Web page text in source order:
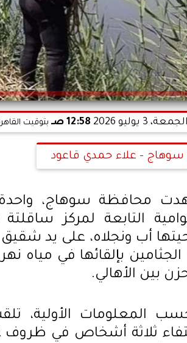
الجمعة، 3 يوليو 2026 12:58 صـ بتوقيت
سوهاج - علاء حمدي قاعود
محافظة سوهاج، واحدة
التابعة لمركز
أب ونجلاه، على يد
بإلقائها في مياه
بين الأهالي.
المعلومات الأولية،
ثلاثة أشخاص في ظروف